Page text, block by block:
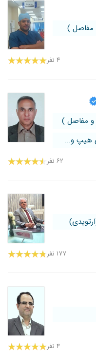
مفاصل )
۴ نفر
مفاصل )
هیپ و...
۶۲ نفر
۱۷۷ نفر
۴ نفر